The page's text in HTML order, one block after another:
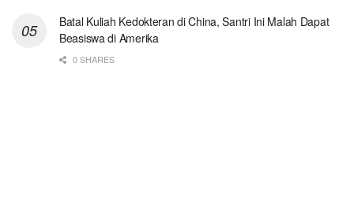
Batal Kuliah Kedokteran di China, Santri Ini Malah Dapat
Beasiswa di Amerika
0 SHARES